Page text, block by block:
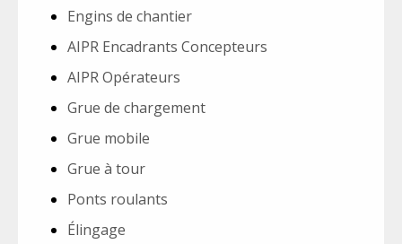
Engins de chantier
AIPR Encadrants Concepteurs
AIPR Opérateurs
Grue de chargement
Grue mobile
Grue à tour
Ponts roulants
Élingage